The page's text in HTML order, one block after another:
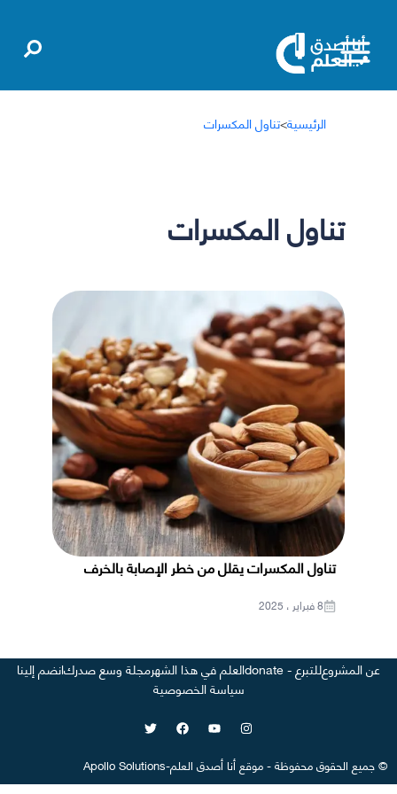
الرئيسية>تناول المكسرات
تناول المكسرات
تناول المكسرات يقلل من خطر الإصابة بالخرف
8 فبراير ، 2025
عن المشروعللتبرع - donate العلم في هذا الشهرمجلة وسع صدركانضم إلينا
سياسة الخصوصية
©جميع الحقوق محفوظة-موقع أنا أصدق العلم-
Apollo Solutions